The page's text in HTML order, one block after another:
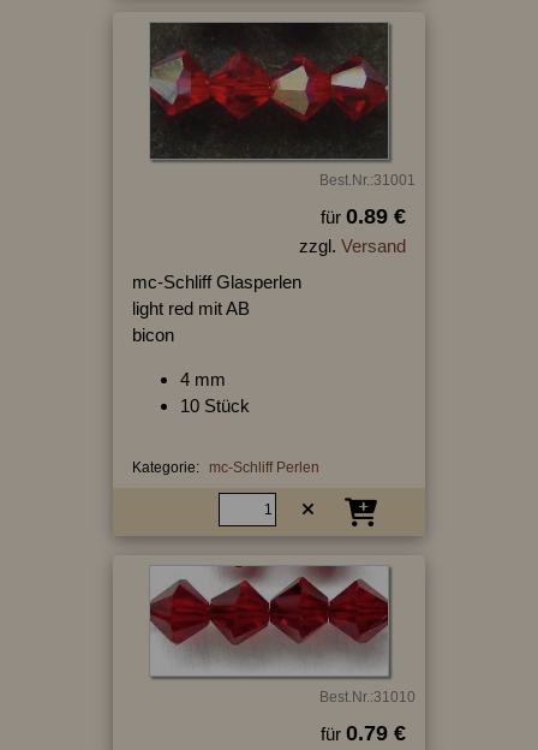
Best.Nr.:31001
für 0.89 €
zzgl. Versand
mc-Schliff Glasperlen
light red mit AB
bicon
4 mm
10 Stück
Kategorie: mc-Schliff Perlen
Best.Nr.:31010
für 0.79 €